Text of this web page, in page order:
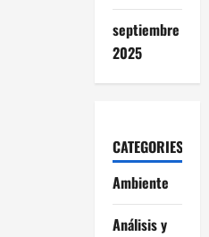
septiembre
2025
CATEGORIES
Ambiente
Análisis y